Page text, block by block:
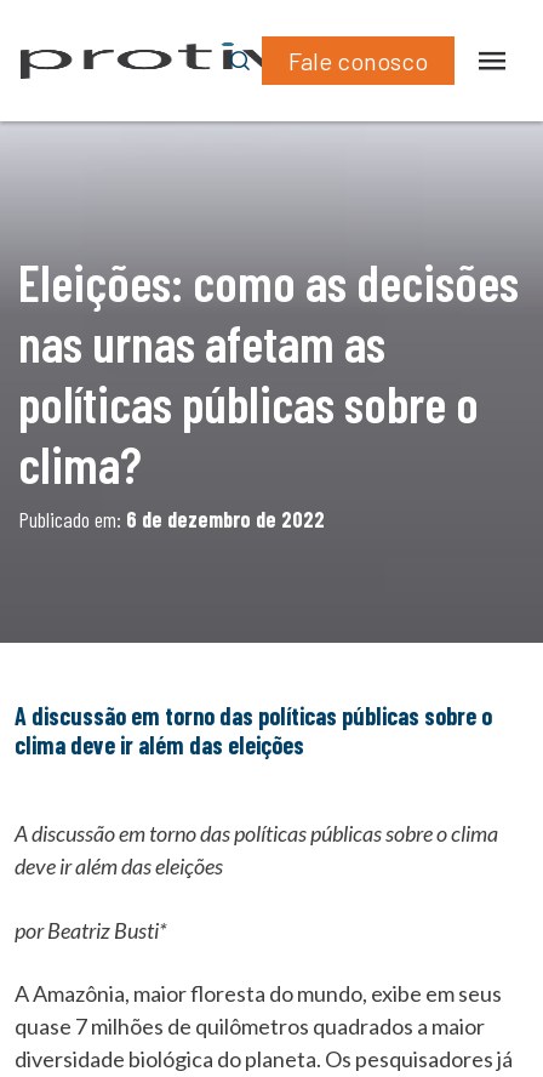
Fale conosco
Eleições: como as decisões
nas urnas afetam as
políticas públicas sobre o
clima?
Publicado em: 6 de dezembro de 2022
A discussão em torno das políticas públicas sobre o
clima deve ir além das eleições
A discussão em torno das políticas públicas sobre o clima
deve ir além das eleições
por Beatriz Busti*
A Amazônia, maior floresta do mundo, exibe em seus
quase 7 milhões de quilômetros quadrados a maior
diversidade biológica do planeta. Os pesquisadores já